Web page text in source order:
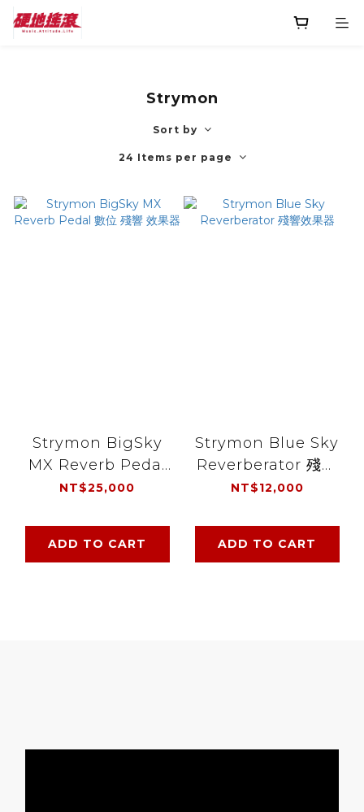
Strymon
Sort by
24 Items per page
Strymon BigSky
MX Reverb Pedal
數位 殘響 效果器
NT$25,000
ADD TO CART
Strymon Blue Sky
Reverberator 殘響
效果器
NT$12,000
ADD TO CART